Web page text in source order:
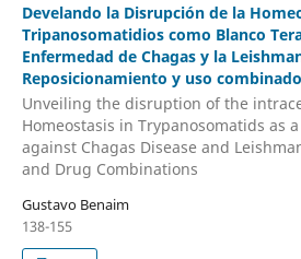
Develando la Disrupción de la
Tripanosomatidios como Blanco
Enfermedad de Chagas y la
Reposicionamiento y uso
Unveiling the disruption of the
Homeostasis in Trypanosomatids as
against Chagas Disease and
and Drug Combinations
Gustavo Benaim
138-155